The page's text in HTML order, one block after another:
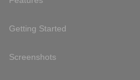
Getting Started
Screenshots